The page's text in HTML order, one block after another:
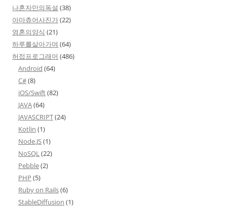
나혼자만의독설 (38)
아마츄어사진가(22)
영혼의양식 (21)
하루를살아가며 (64)
허접프로그래머 (486)
Android (64)
C#(8)
iOS/Swift(82)
JAVA(64)
JAVASCRIPT(24)
Kotlin (1)
Node.JS(1)
NoSQL(22)
Pebble(2)
PHP (5)
Ruby on Rails(6)
StableDiffusion (1)